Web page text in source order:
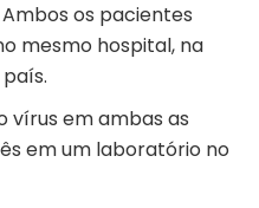
os pacientes
mesmo hospital, na
vírus em ambas as
em um laboratório no